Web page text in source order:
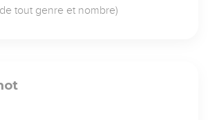
tout genre et nombre)